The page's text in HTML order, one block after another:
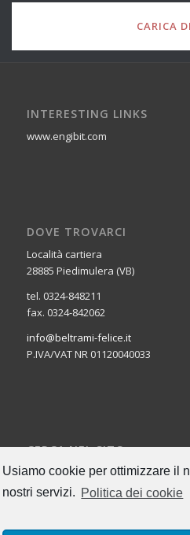
Usiamo cookie per ottimizzare il
nostri servizi. Politica dei cookie
CARICA
INTERESTING LINKS
www.engibit.com
DOVE TROVARCI
Località cartiera
28885 Piedimulera (VB)
tel. 0324-848211
fax. 0324-842062
info@beltrami-felice.it
P.IVA/VAT NR 01120040033
CERCA NEL SITO